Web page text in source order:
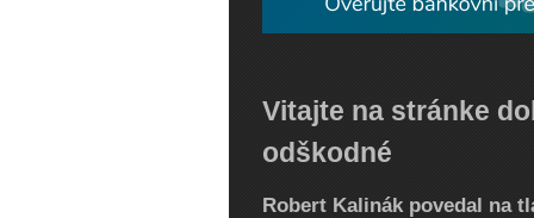
Vitajte na stránke
odškodné
Robert Kalinák povedal na